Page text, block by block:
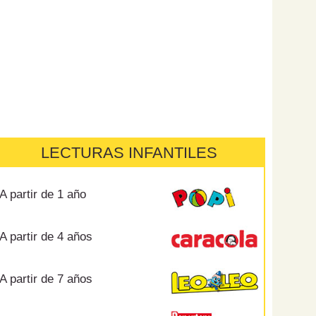
LECTURAS INFANTILES
A partir de 1 año
A partir de 4 años
A partir de 7 años